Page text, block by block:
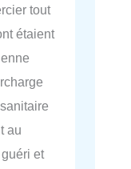
tout
étaient
au
et